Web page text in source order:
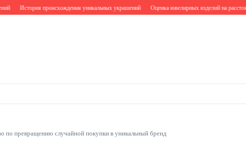
История происхождения уникальных украшений Оценка ювелирных изделий на расстоянии
по превращению случайной покупки в уникальный бренд